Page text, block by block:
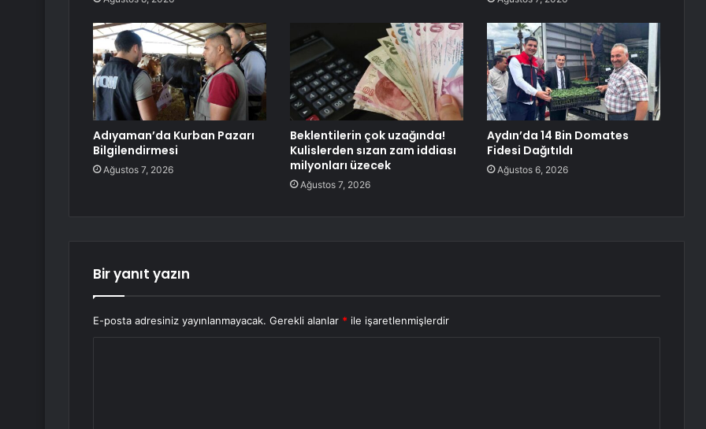
Adıyaman’da Kurban Pazarı
Bilgilendirmesi
Ağustos 7, 2026
Beklentilerin çok uzağında!
Kulislerden sızan zam iddiası
milyonları üzecek
Ağustos 7, 2026
Aydın’da 14 Bin Domates
Fidesi Dağıtıldı
Ağustos 6, 2026
Bir yanıt yazın
E-posta adresiniz yayınlanmayacak. Gerekli alanlar * ile işaretlenmişlerdir